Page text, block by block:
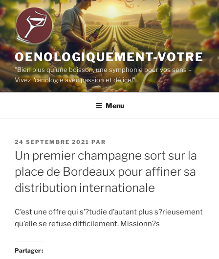
Aller
au
contenu
principal
OENOLOGIQUEMENT-VOTRE
"Bien plus qu'une boisson, une symphonie pour vos sens –
Vivez l'œnologie avec passion et délice!"
Menu
PUBLIÉ
LE
24 SEPTEMBRE 2021 PAR
Un premier champagne sort sur la
place de Bordeaux pour affiner sa
distribution internationale
C’est une offre qui s’?tudie d’autant plus s?rieusement
qu’elle se refuse difficilement. Missionn?s
Partager :